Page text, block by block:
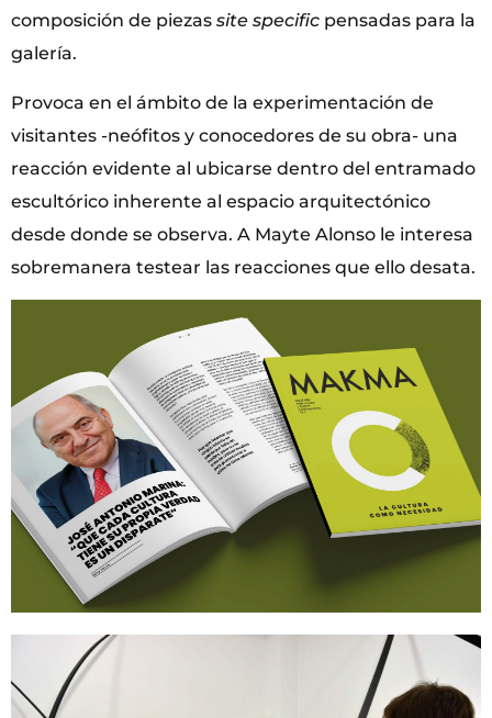
composición de piezas site specific pensadas para la
galería.
Provoca en el ámbito de la experimentación de
visitantes -neófitos y conocedores de su obra- una
reacción evidente al ubicarse dentro del entramado
escultórico inherente al espacio arquitectónico
desde donde se observa. A Mayte Alonso le interesa
sobremanera testear las reacciones que ello desata.